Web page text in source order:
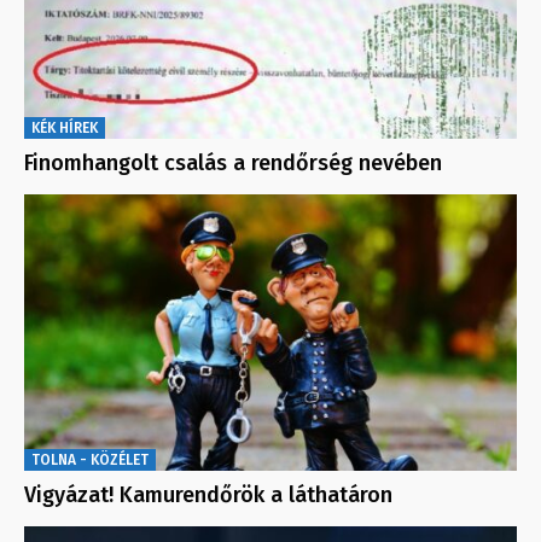
KÉK HÍREK
Finomhangolt csalás a rendőrség nevében
TOLNA - KÖZÉLET
Vigyázat! Kamurendőrök a láthatáron